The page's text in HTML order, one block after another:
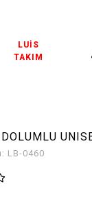
LUİS
TAKIM
LB-0460